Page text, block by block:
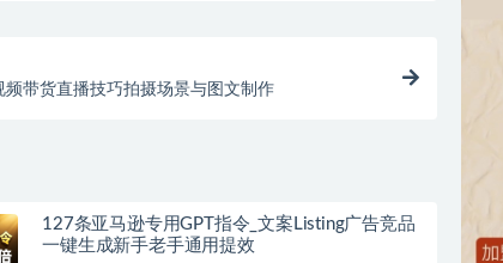
频带货直播技巧拍摄场景与图文制作
127条亚马逊专用GPT指令_文案Listing广告竞品
一键生成新手老手通用提效